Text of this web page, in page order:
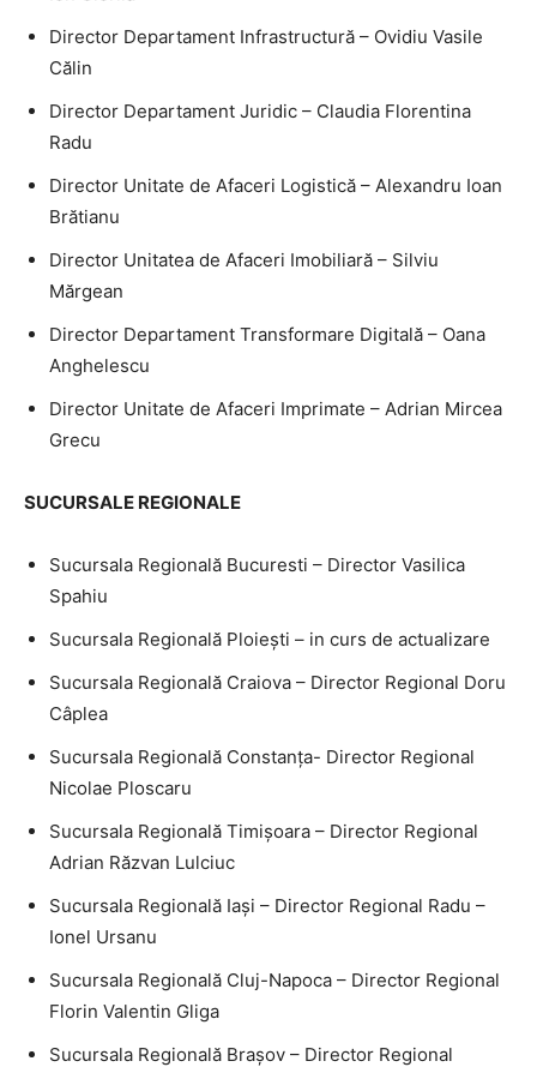
Director Departament Infrastructură – Ovidiu Vasile
Călin
Director Departament Juridic – Claudia Florentina
Radu
Director Unitate de Afaceri Logistică – Alexandru Ioan
Brătianu
Director Unitatea de Afaceri Imobiliară – Silviu
Mărgean
Director Departament Transformare Digitală – Oana
Anghelescu
Director Unitate de Afaceri Imprimate – Adrian Mircea
Grecu
SUCURSALE REGIONALE
Sucursala Regională Bucuresti – Director Vasilica
Spahiu
Sucursala Regională Ploieşti – in curs de actualizare
Sucursala Regională Craiova – Director Regional Doru
Câplea
Sucursala Regională Constanţa- Director Regional
Nicolae Ploscaru
Sucursala Regională Timişoara – Director Regional
Adrian Răzvan Lulciuc
Sucursala Regională Iaşi – Director Regional Radu –
Ionel Ursanu
Sucursala Regională Cluj-Napoca – Director Regional
Florin Valentin Gliga
Sucursala Regională Braşov – Director Regional